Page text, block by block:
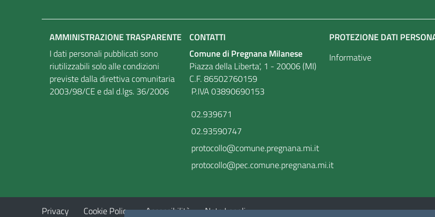
AMMINISTRAZIONE TRASPARENTE
I dati personali pubblicati sono
riutilizzabili solo alle condizioni
previste dalla direttiva comunitaria
2003/98/CE e dal d.lgs. 36/2006
CONTATTI
Comune di Pregnana Milanese
Piazza della Liberta', 1 - 20006 (MI)
C.F. 86502760159
P.IVA 03890690153
02.939671
02.93590747
protocollo@comune.pregnana.mi.it
protocollo@pec.comune.pregnana.mi.it
PROTEZIONE DATI
Informative
Privacy Cookie Policy Accessibilità Note Legali